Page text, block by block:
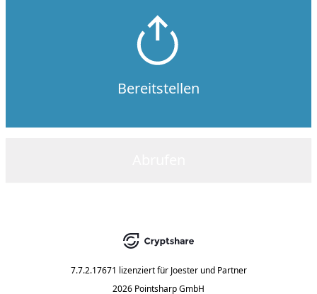
Bereitstellen
7.7.2.17671 lizenziert für Joester und Partner
2026 Pointsharp GmbH